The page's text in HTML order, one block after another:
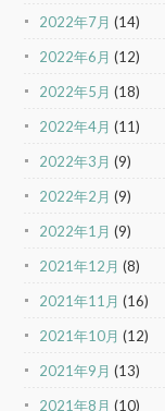
2022年7月 (14)
2022年6月 (12)
2022年5月 (18)
2022年4月 (11)
2022年3月 (9)
2022年2月 (9)
2022年1月 (9)
2021年12月 (8)
2021年11月 (16)
2021年10月 (12)
2021年9月 (13)
2021年8月 (10)